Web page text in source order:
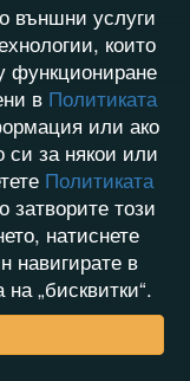
външни услуги
които
функциониране
в Политиката
или ако
си за някои или
Политиката
затворите този
натиснете
навигирате в
„бисквитки“.